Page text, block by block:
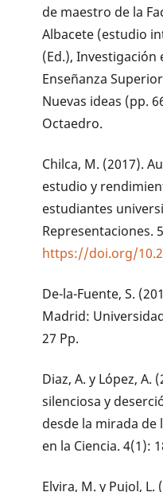
de maestro de la
Albacete (estudio
(Ed.), Investigación
Enseñanza
Nuevas ideas (pp.
Octaedro.
Chilca, M. (2017).
estudio y
estudiantes
Representaciones.
https://doi.org/
De-la-Fuente, S.
Madrid:
27 Pp.
Diaz, A. y López, A.
silenciosa y
desde la mirada de
en la Ciencia. 4(1):
Elvira, M. y Pujol,